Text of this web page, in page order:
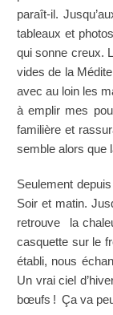
paraît-il.
tableaux et
qui sonne creux.
vides de la
avec au loin les
à emplir mes
familière et
semble alors que
Seulement
Soir et matin.
retrouve la
casquette sur le
établi, nous
Un vrai ciel
bœufs ! Ça va